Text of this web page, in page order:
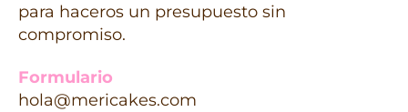
para haceros un presupuesto sin
compromiso.
Formulario
hola@mericakes.com